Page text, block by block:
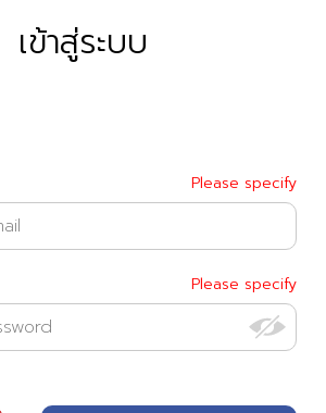
เข้าสู่ระบบ
Please specify
Please specify